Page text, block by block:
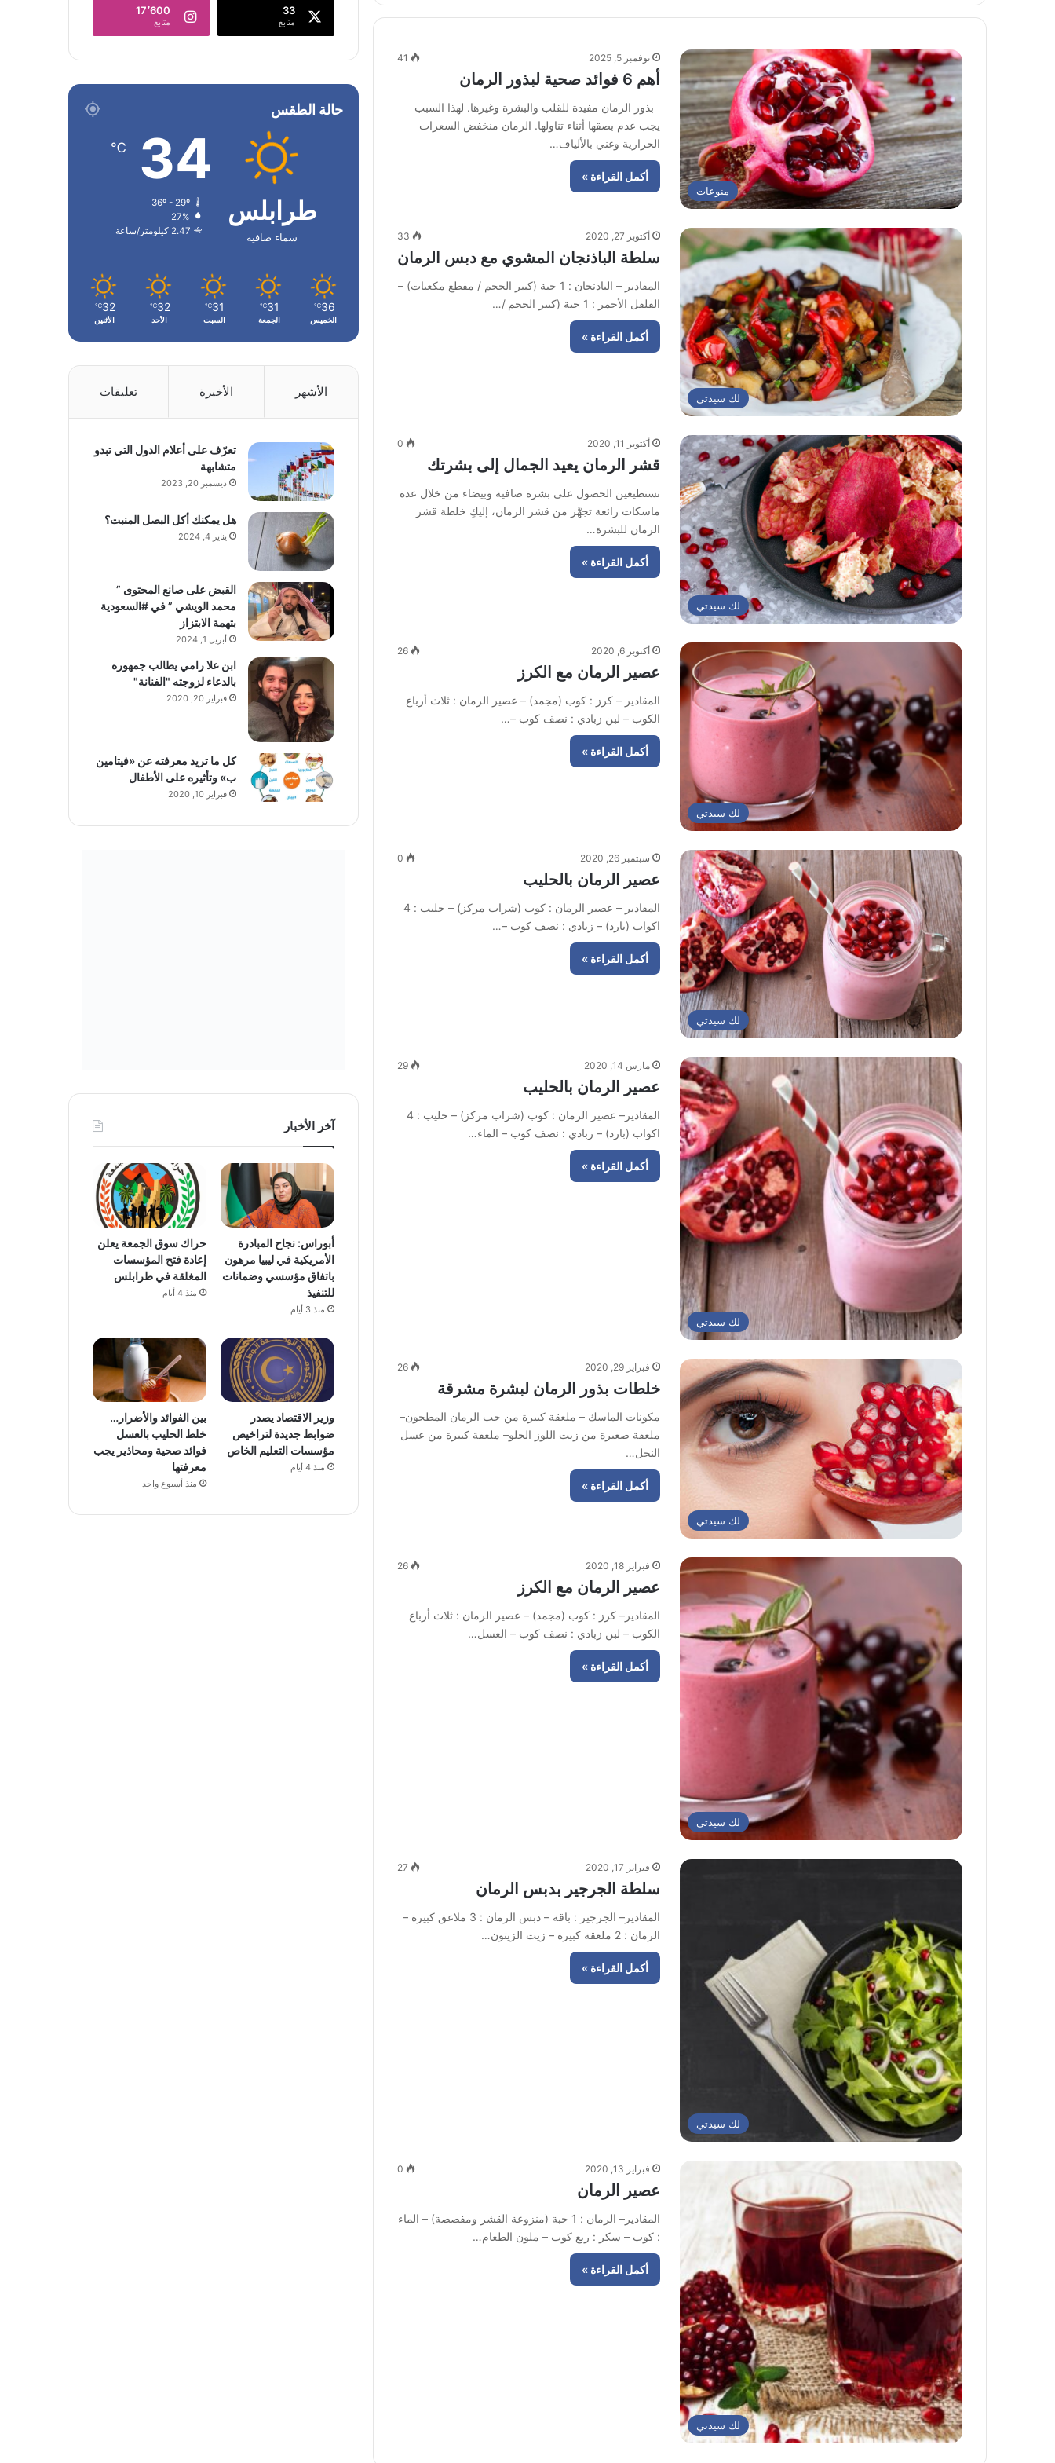
منوعات
نوفمبر 5, 2025 41
أهم 6 فوائد صحية لبذور الرمان
بذور الرمان مفيدة للقلب والبشرة وغيرها. لهذا السبب
يجب عدم بصقها أثناء تناولها. الرمان منخفض السعرات
الحرارية وغني بالألياف…
أكمل القراءة »
لك سيدتي
أكتوبر 27, 2020 33
سلطة الباذنجان المشوي مع دبس الرمان
المقادير – الباذنجان : 1 حبة (كبير الحجم / مقطع مكعبات) –
الفلفل الأحمر : 1 حبة (كبير الحجم /…
أكمل القراءة »
لك سيدتي
أكتوبر 11, 2020 0
قشر الرمان يعيد الجمال إلى بشرتك
تستطيعين الحصول على بشرة صافية وبيضاء من خلال عدة
ماسكات رائعة تجهَّز من قشر الرمان، إليكِ خلطة قشر
الرمان للبشرة…
أكمل القراءة »
لك سيدتي
أكتوبر 6, 2020 26
عصير الرمان مع الكرز
المقادير – كرز : كوب (مجمد) – عصير الرمان : ثلاث أرباع
الكوب – لبن زبادي : نصف كوب –…
أكمل القراءة »
لك سيدتي
سبتمبر 26, 2020 0
عصير الرمان بالحليب
المقادير – عصير الرمان : كوب (شراب مركز) – حليب : 4
اكواب (بارد) – زبادي : نصف كوب –…
أكمل القراءة »
لك سيدتي
مارس 14, 2020 29
عصير الرمان بالحليب
المقادير– عصير الرمان : كوب (شراب مركز) – حليب : 4
اكواب (بارد) – زبادي : نصف كوب – الماء…
أكمل القراءة »
لك سيدتي
فبراير 29, 2020 26
خلطات بذور الرمان لبشرة مشرقة
مكونات الماسك – ملعقة كبيرة من حب الرمان المطحون–
ملعقة صغيرة من زيت اللوز الحلو– ملعقة كبيرة من عسل
النحل…
أكمل القراءة »
لك سيدتي
فبراير 18, 2020 26
عصير الرمان مع الكرز
المقادير– كرز : كوب (مجمد) – عصير الرمان : ثلاث أرباع
الكوب – لبن زبادي : نصف كوب – العسل…
أكمل القراءة »
لك سيدتي
فبراير 17, 2020 27
سلطة الجرجير بدبس الرمان
المقادير– الجرجير : باقة – دبس الرمان : 3 ملاعق كبيرة –
الرمان : 2 ملعقة كبيرة – زيت الزيتون…
أكمل القراءة »
لك سيدتي
فبراير 13, 2020 0
عصير الرمان
المقادير– الرمان : 1 حبة (منزوعة القشر ومفصصة) – الماء
: كوب – سكر : ربع كوب – ملون الطعام…
أكمل القراءة »
33
متابع
17٬600
متابع
حالة الطقس
طرابلس
سماء صافية
34
℃
36º - 29º
27%
2.47 كيلومتر/ساعة
36
℃
الخميس
31
℃
الجمعة
31
℃
السبت
32
℃
الأحد
32
℃
الأثنين
الأشهر الأخيرة تعليقات
تعرّف على أعلام الدول التي تبدو
متشابهة
ديسمبر 20, 2023
هل يمكنك أكل البصل المنبت؟
يناير 4, 2024
القبض على صانع المحتوى ”
محمد الويشي ” في #السعودية
بتهمة الابتزاز
أبريل 1, 2024
ابن علا رامي يطالب جمهوره
بالدعاء لزوجته "الفنانة"
فبراير 20, 2020
كل ما تريد معرفته عن «فيتامين
ب» وتأثيره على الأطفال
فبراير 10, 2020
آخر الأخبار
أبوراس: نجاح المبادرة
الأمريكية في ليبيا مرهون
باتفاق مؤسسي وضمانات
للتنفيذ
منذ 3 أيام
حراك سوق الجمعة يعلن
إعادة فتح المؤسسات
المغلقة في طرابلس
منذ 4 أيام
وزير الاقتصاد يصدر
ضوابط جديدة لتراخيص
مؤسسات التعليم الخاص
منذ 4 أيام
بين الفوائد والأضرار…
خلط الحليب بالعسل
فوائد صحية ومحاذير يجب
معرفتها
منذ أسبوع واحد